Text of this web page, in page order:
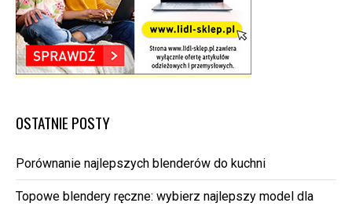
OSTATNIE POSTY
Porównanie najlepszych blenderów do kuchni
Topowe blendery ręczne: wybierz najlepszy model dla